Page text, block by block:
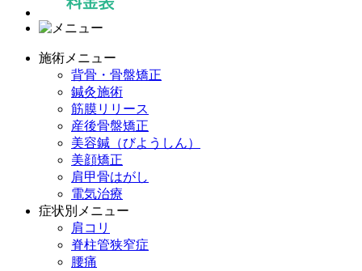
施術メニュー
背骨・骨盤矯正
鍼灸施術
筋膜リリース
産後骨盤矯正
美容鍼（びようしん）
美顔矯正
肩甲骨はがし
電気治療
症状別メニュー
肩コリ
脊柱管狭窄症
腰痛